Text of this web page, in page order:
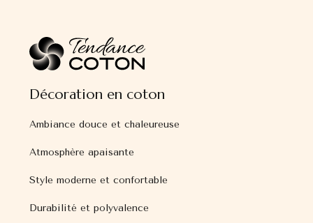
Décoration en coton
Ambiance douce et chaleureuse
Atmosphère apaisante
Style moderne et confortable
Durabilité et polyvalence